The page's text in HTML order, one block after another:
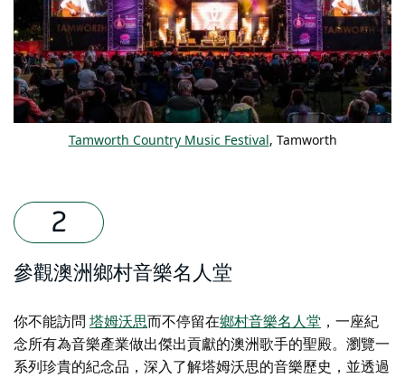
Tamworth Country Music Festival, Tamworth
參觀澳洲鄉村音樂名人堂
你不能訪問 塔姆沃思而不停留在鄉村音樂名人堂 ，一座紀
念所有為音樂產業做出傑出貢獻的澳洲歌手的聖殿。瀏覽一
系列珍貴的紀念品，深入了解塔姆沃思的音樂歷史，並透過